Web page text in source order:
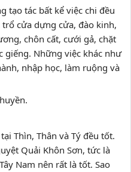
tạo tác bất kể việc chi đều
cửa dựng cửa, đào kinh,
chôn cất, cưới gả, chặt
giếng. Những việc khác như
nhập học, làm ruộng và
Thìn, Thân và Tý đều tốt.
Quải Khôn Sơn, tức là
Nam nên rất là tốt. Sao